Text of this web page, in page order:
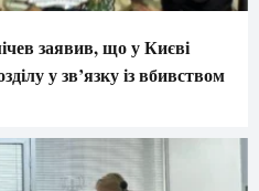
заявив, що у Києві
у зв’язку із вбивством